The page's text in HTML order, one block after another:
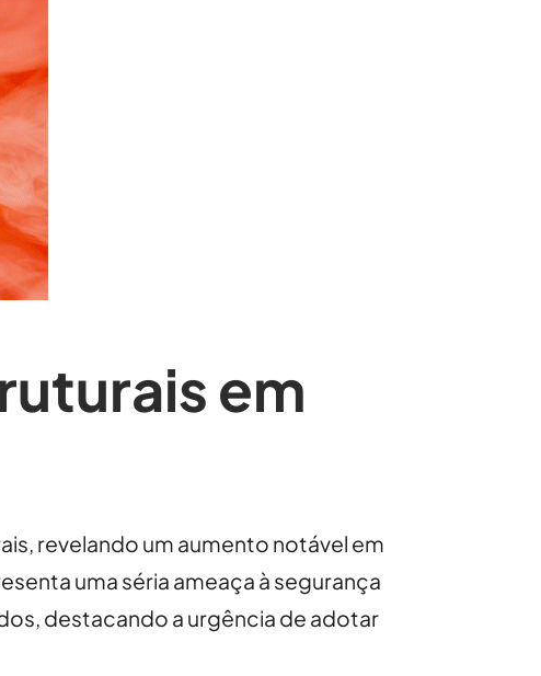
em
revelando um aumento notável em
uma séria ameaça à segurança
destacando a urgência de adotar